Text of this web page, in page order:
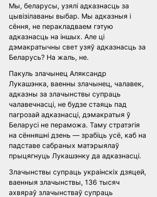
Мы, беларусы, узялі адказнасць за
цывізілаваны выбар. Мы адказныя і
сёння, не перакладваем гэтую
адказнасць на іншых. Але ці
дэмакратычны свет узяў адказнасць за
Беларусь? На жаль, не.
Пакуль злачынец Аляксандр
Лукашэнка, ваенны злачынец, чалавек,
адказны за злачынствы супраць
чалавечнасці, не будзе стаяць пад
пагрозай адказнасці, дэмакратыя ў
Беларусі не пераможа. Таму стратэгія
на сённяшні дзень — зрабіць усё, каб на
падставе сабраных матэрыялаў
прыцягнуць Лукашэнку да адказнасці.
Злачынствы супраць украінскіх дзяцей,
ваенныя злачынствы, 136 тысяч
ахвяраў злачынстваў супраць